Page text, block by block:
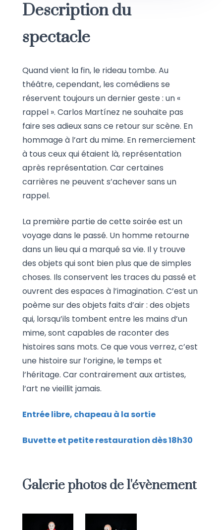
Description du
spectacle
Quand vient la fin, le rideau tombe. Au
théâtre, cependant, les comédiens se
réservent toujours un dernier geste : un «
rappel ». Carlos Martínez ne souhaite pas
faire ses adieux sans ce retour sur scène. En
hommage à l’art du mime. En remerciement
à tous ceux qui étaient là, représentation
après représentation. Car certaines
carrières ne peuvent s’achever sans un
rappel.
La première partie de cette soirée est un
voyage dans le passé. Un homme retourne
dans un lieu qui a marqué sa vie. Il y trouve
des objets qui sont bien plus que de simples
choses. Ils conservent les traces du passé et
ouvrent des espaces à l’imagination. C’est un
poème sur des objets faits d’air : des objets
qui, lorsqu’ils tombent entre les mains d’un
mime, sont capables de raconter des
histoires sans mots. Ce que vous verrez, c’est
une histoire sur l’origine, le temps et
l’héritage. Car contrairement aux artistes,
l’art ne vieillit jamais.
Entrée libre, chapeau à la sortie
Buvette et petite restauration dès 18h30
Galerie photos de l'évènement